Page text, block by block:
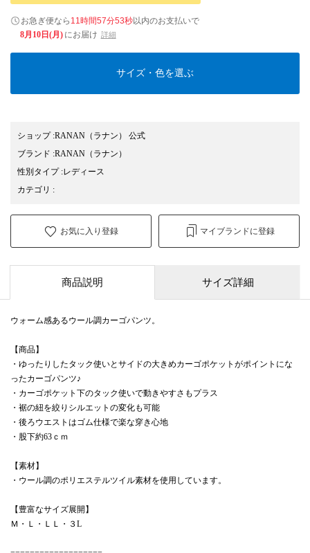
お急ぎ便なら 11時間57分52秒以内のお支払いで
8月10日(月) にお届け 詳細
サイズ・色を選ぶ
ショップ:RANAN（ラナン） 公式
ブランド :RANAN （ラナン）
性別タイプ:レディース
カテゴリ :
お気に入り登録 マイブランドに登録
商品説明 サイズ詳細
ウォーム感あるウール調カーゴパンツ。
【商品】
・ゆったりしたタック使いとサイドの大きめカーゴポケットがポイントにな
ったカーゴパンツ♪
・カーゴポケット下のタック使いで動きやすさもプラス
・裾の紐を絞りシルエットの変化も可能
・後ろウエストはゴム仕様で楽な穿き心地
・股下約63ｃｍ
【素材】
・ウール調のポリエステルツイル素材を使用しています。
【豊富なサイズ展開】
Ｍ・Ｌ・ＬＬ・３L